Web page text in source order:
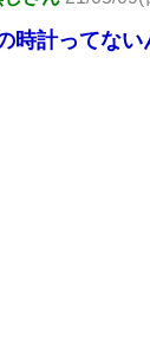
時計ってない